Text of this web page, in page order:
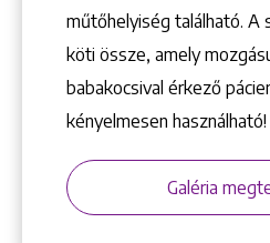
műtőhelyiség található.
köti össze, amely
babakocsival érkező
kényelmesen használható!
Galéria